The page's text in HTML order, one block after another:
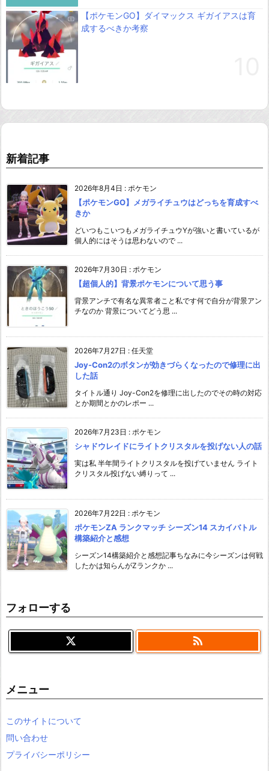
【ポケモンGO】ダイマックス ギガイアスは育
成するべきか考察
新着記事
2026年8月4日 : ポケモン
【ポケモンGO】メガライチュウはどっちを育成すべ
きか
どいつもこいつもメガライチュウYが強いと書いているが
個人的にはそうは思わないので ...
2026年7月30日 : ポケモン
【超個人的】背景ポケモンについて思う事
背景アンチで有名な異常者こと私です何で自分が背景アン
チなのか 背景についてどう思 ...
2026年7月27日 : 任天堂
Joy-Con2のボタンが効きづらくなったので修理に出
した話
タイトル通り Joy-Con2を修理に出したのでその時の対応
とか期間とかのレポー ...
2026年7月23日 : ポケモン
シャドウレイドにライトクリスタルを投げない人の話
実は私 半年間ライトクリスタルを投げていません ライト
クリスタル投げない縛りって ...
2026年7月22日 : ポケモン
ポケモンZA ランクマッチ シーズン14 スカイバトル
構築紹介と感想
シーズン14構築紹介と感想記事ちなみに今シーズンは何戦
したかは知らんがZランクか ...
フォローする

メニュー
このサイトについて
問い合わせ
プライバシーポリシー